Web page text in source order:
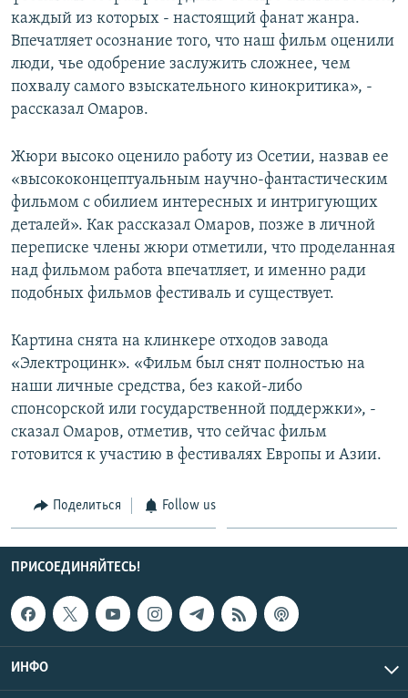
каждый из которых - настоящий фанат жанра.
Впечатляет осознание того, что наш фильм оценили
люди, чье одобрение заслужить сложнее, чем
похвалу самого взыскательного кинокритика», -
рассказал Омаров.
Жюри высоко оценило работу из Осетии, назвав ее
«высококонцептуальным научно-фантастическим
фильмом с обилием интересных и интригующих
деталей». Как рассказал Омаров, позже в личной
переписке члены жюри отметили, что проделанная
над фильмом работа впечатляет, и именно ради
подобных фильмов фестиваль и существует.
Картина снята на клинкере отходов завода
«Электроцинк». «Фильм был снят полностью на
наши личные средства, без какой-либо
спонсорской или государственной поддержки», -
сказал Омаров, отметив, что сейчас фильм
готовится к участию в фестивалях Европы и Азии.
Поделиться Follow us
ПРИСОЕДИНЯЙТЕСЬ!
ИНФО